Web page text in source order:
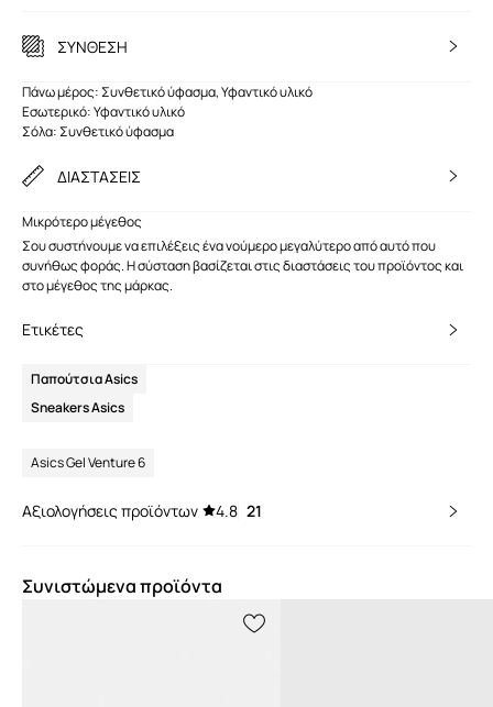
ΣΥΝΘΕΣΗ
Πάνω μέρος: Συνθετικό ύφασμα, Υφαντικό υλικό
Εσωτερικό: Υφαντικό υλικό
Σόλα: Συνθετικό ύφασμα
ΔΙΑΣΤΑΣΕΙΣ
Μικρότερο μέγεθος
Σου συστήνουμε να επιλέξεις ένα νούμερο μεγαλύτερο από αυτό που
συνήθως φοράς. Η σύσταση βασίζεται στις διαστάσεις του προϊόντος και
στο μέγεθος της μάρκας.
Ετικέτες
Παπούτσια Asics
Sneakers Asics
Asics Gel Venture 6
Αξιολογήσεις προϊόντων 4.8 21
Συνιστώμενα προϊόντα